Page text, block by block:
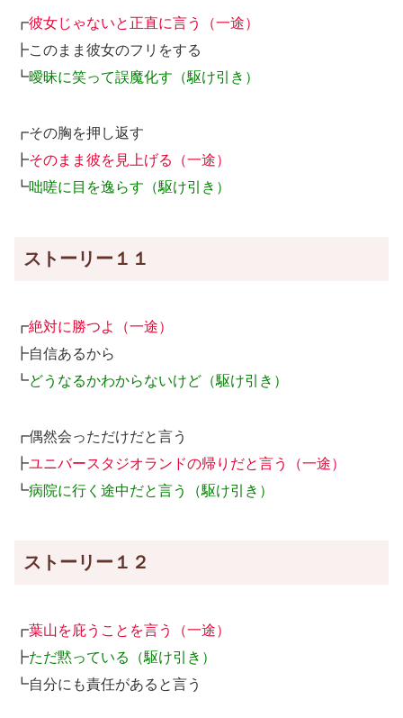
┏彼女じゃないと正直に言う（一途）
┣このまま彼女のフリをする
┗曖昧に笑って誤魔化す（駆け引き）
┏その胸を押し返す
┣そのまま彼を見上げる（一途）
┗咄嗟に目を逸らす（駆け引き）
ストーリー１１
┏絶対に勝つよ（一途）
┣自信あるから
┗どうなるかわからないけど（駆け引き）
┏偶然会っただけだと言う
┣ユニバースタジオランドの帰りだと言う（一途）
┗病院に行く途中だと言う（駆け引き）
ストーリー１２
┏葉山を庇うことを言う（一途）
┣ただ黙っている（駆け引き）
┗自分にも責任があると言う